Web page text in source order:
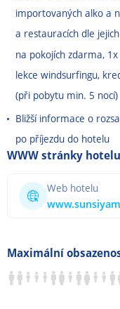
importovaných alko a
a restauracích dle
na pokojích zdarma,
lekce windsurfingu,
(při pobytu min. 5 nocí)
Bližší informace o
po příjezdu do hotelu
WWW stránky hotelu
Web hotelu
Maximální